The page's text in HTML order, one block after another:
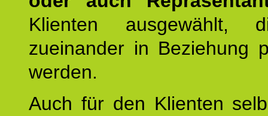
Klienten ausgewählt,
zueinander in Beziehung
werden.
Auch für den Klienten